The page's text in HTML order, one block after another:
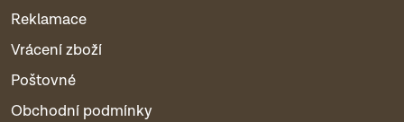
Reklamace
Vrácení zboží
Poštovné
Obchodní podmínky